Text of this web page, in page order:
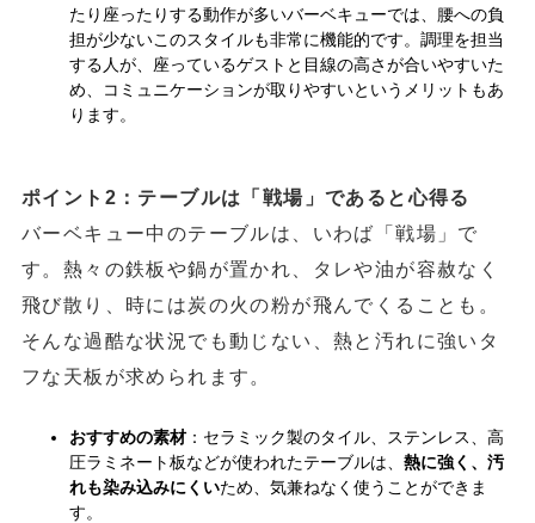
たり座ったりする動作が多いバーベキューでは、腰への負
担が少ないこのスタイルも非常に機能的です。調理を担当
する人が、座っているゲストと目線の高さが合いやすいた
め、コミュニケーションが取りやすいというメリットもあ
ります。
ポイント2：テーブルは「戦場」であると心得る
バーベキュー中のテーブルは、いわば「戦場」で
す。熱々の鉄板や鍋が置かれ、タレや油が容赦なく
飛び散り、時には炭の火の粉が飛んでくることも。
そんな過酷な状況でも動じない、熱と汚れに強いタ
フな天板が求められます。
おすすめの素材：セラミック製のタイル、ステンレス、高
圧ラミネート板などが使われたテーブルは、 熱に強く、汚
れも染み込みにくいため、気兼ねなく使うことができま
す。